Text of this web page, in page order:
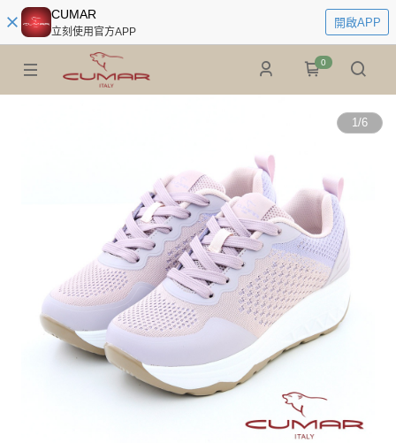
CUMAR
立刻使用官方APP
開啟APP
0
1/6